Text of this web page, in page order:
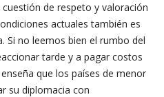
de respeto y valoración
actuales también es
Si no leemos bien el rumbo del
tarde y a pagar costos
que los países de menor
su diplomacia con